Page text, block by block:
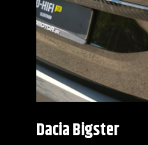
Dacia Bigster